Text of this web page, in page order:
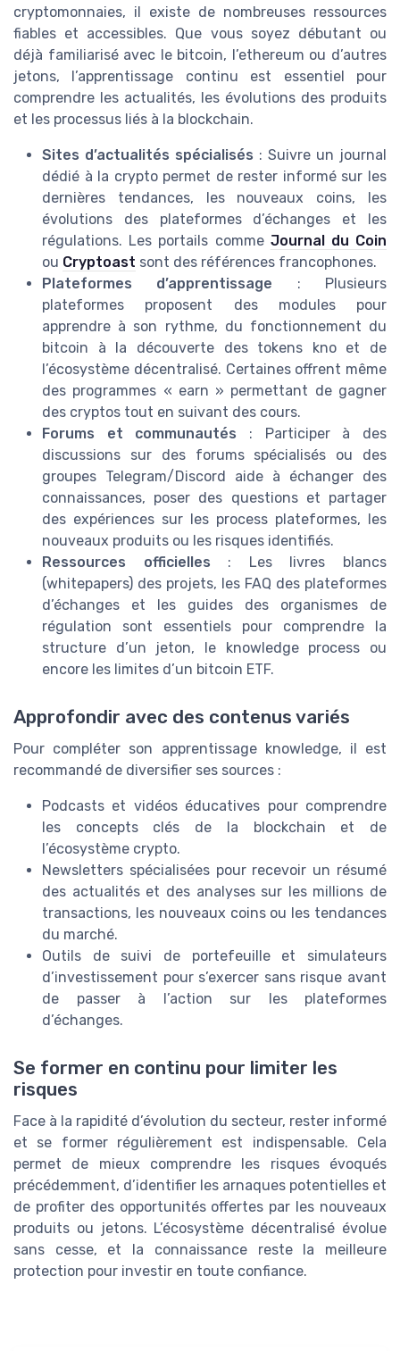
cryptomonnaies, il existe de nombreuses ressources
fiables et accessibles. Que vous soyez débutant ou
déjà familiarisé avec le bitcoin, l’ethereum ou d’autres
jetons, l’apprentissage continu est essentiel pour
comprendre les actualités, les évolutions des produits
et les processus liés à la blockchain.
Sites d’actualités spécialisés : Suivre un journal
dédié à la crypto permet de rester informé sur les
dernières tendances, les nouveaux coins, les
évolutions des plateformes d’échanges et les
régulations. Les portails comme Journal du Coin
ou Cryptoast sont des références francophones.
Plateformes d’apprentissage : Plusieurs
plateformes proposent des modules pour
apprendre à son rythme, du fonctionnement du
bitcoin à la découverte des tokens kno et de
l’écosystème décentralisé. Certaines offrent même
des programmes « earn » permettant de gagner
des cryptos tout en suivant des cours.
Forums et communautés : Participer à des
discussions sur des forums spécialisés ou des
groupes Telegram/Discord aide à échanger des
connaissances, poser des questions et partager
des expériences sur les process plateformes, les
nouveaux produits ou les risques identifiés.
Ressources officielles : Les livres blancs
(whitepapers) des projets, les FAQ des plateformes
d’échanges et les guides des organismes de
régulation sont essentiels pour comprendre la
structure d’un jeton, le knowledge process ou
encore les limites d’un bitcoin ETF.
Approfondir avec des contenus variés
Pour compléter son apprentissage knowledge, il est
recommandé de diversifier ses sources :
Podcasts et vidéos éducatives pour comprendre
les concepts clés de la blockchain et de
l’écosystème crypto.
Newsletters spécialisées pour recevoir un résumé
des actualités et des analyses sur les millions de
transactions, les nouveaux coins ou les tendances
du marché.
Outils de suivi de portefeuille et simulateurs
d’investissement pour s’exercer sans risque avant
de passer à l’action sur les plateformes
d’échanges.
Se former en continu pour limiter les
risques
Face à la rapidité d’évolution du secteur, rester informé
et se former régulièrement est indispensable. Cela
permet de mieux comprendre les risques évoqués
précédemment, d’identifier les arnaques potentielles et
de profiter des opportunités offertes par les nouveaux
produits ou jetons. L’écosystème décentralisé évolue
sans cesse, et la connaissance reste la meilleure
protection pour investir en toute confiance.